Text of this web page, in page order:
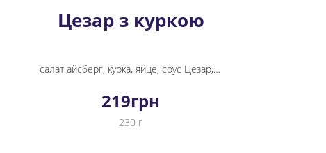
Цезар з куркою
салат айсберг, курка, яйце, соус Цезар, грінки, томати черрі, пармезан
219грн
230 г